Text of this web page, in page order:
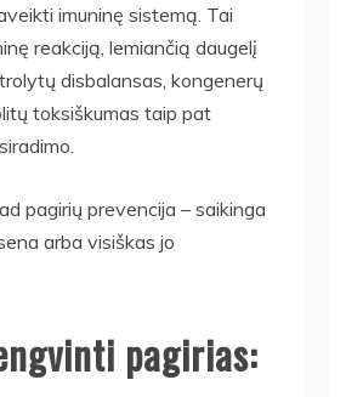
imuninę sistemą. Tai
reakciją, lemiančią daugelį
disbalansas, kongenerų
toksiškumas taip pat
pagirių prevencija – saikinga
arba visiškas jo
pagirias: